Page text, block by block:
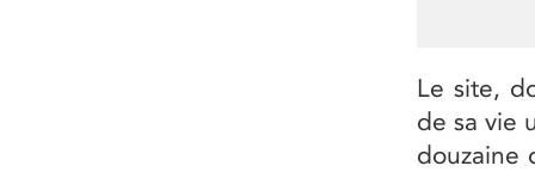
Le site,
de sa vie
douzaine